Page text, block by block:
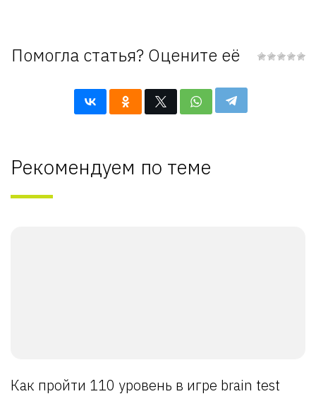
Помогла статья? Оцените её
Рекомендуем по теме
Как пройти 110 уровень в игре brain test